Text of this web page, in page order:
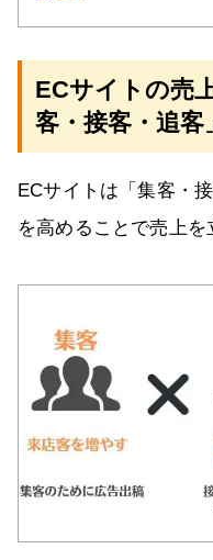
ECサイトの売
客・接客・追客
ECサイトは「集客・
を高めることで売上を